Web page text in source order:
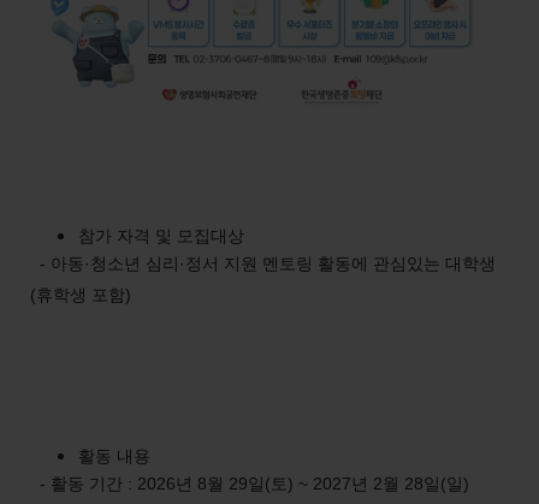
참가 자격 및 모집대상
- 아동·청소년 심리·정서 지원 멘토링 활동에 관심있는 대학생
(휴학생 포함)
활동 내용
- 활동 기간 : 2026년 8월 29일(토) ~ 2027년 2월 28일(일)